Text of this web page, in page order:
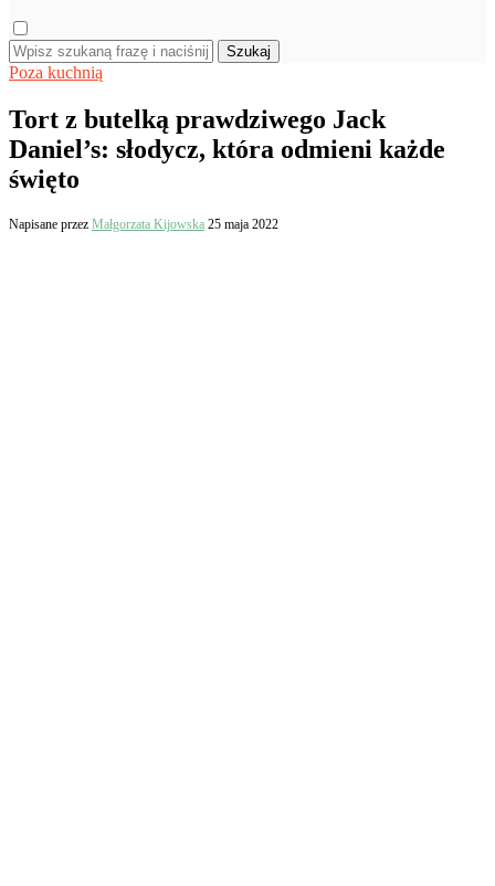
Szukaj
Poza kuchnią
Tort z butelką prawdziwego Jack
Daniel’s: słodycz, która odmieni każde
święto
Napisane przez Małgorzata Kijowska 25 maja 2022